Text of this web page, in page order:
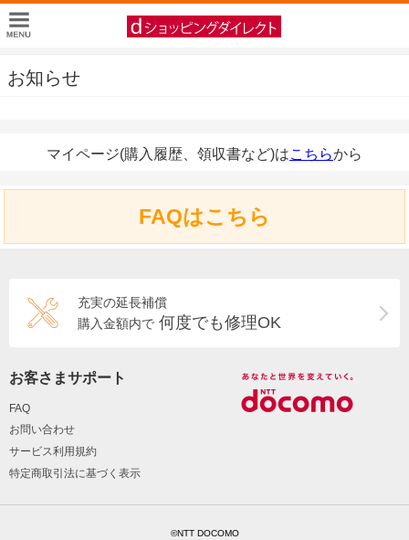
お知らせ
マイページ(購入履歴、領収書など)はこちらから
FAQはこちら
充実の延長補償
購入金額内で 何度でも修理OK
お客さまサポート
FAQ
お問い合わせ
サービス利用規約
特定商取引法に基づく表示
©NTT DOCOMO